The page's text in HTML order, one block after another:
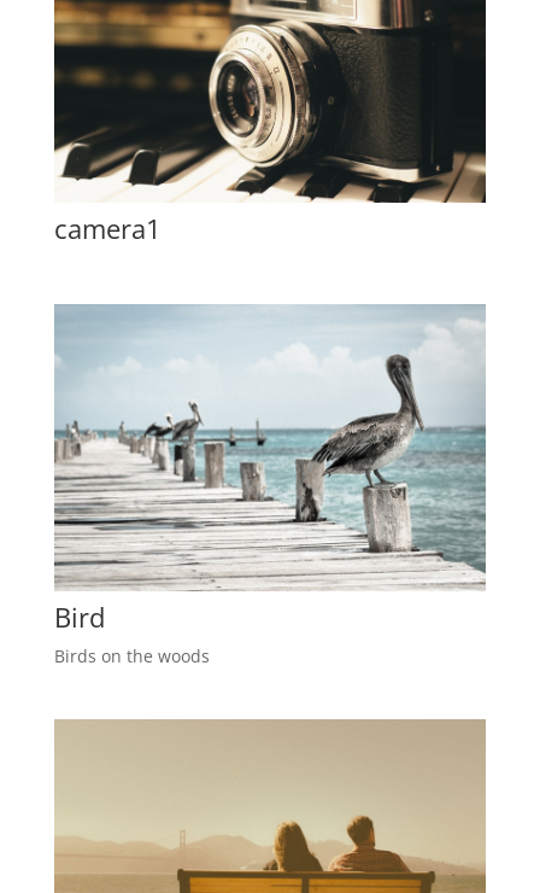
camera1
Bird
Birds on the woods